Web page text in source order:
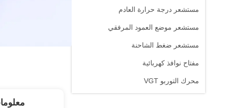
مستشعر درجة حرارة العادم
مستشعر موضع العمود المرفقي
مستشعر ضغط الشاحنة
مفتاح نوافذ كهربائية
محرك التوربو VGT